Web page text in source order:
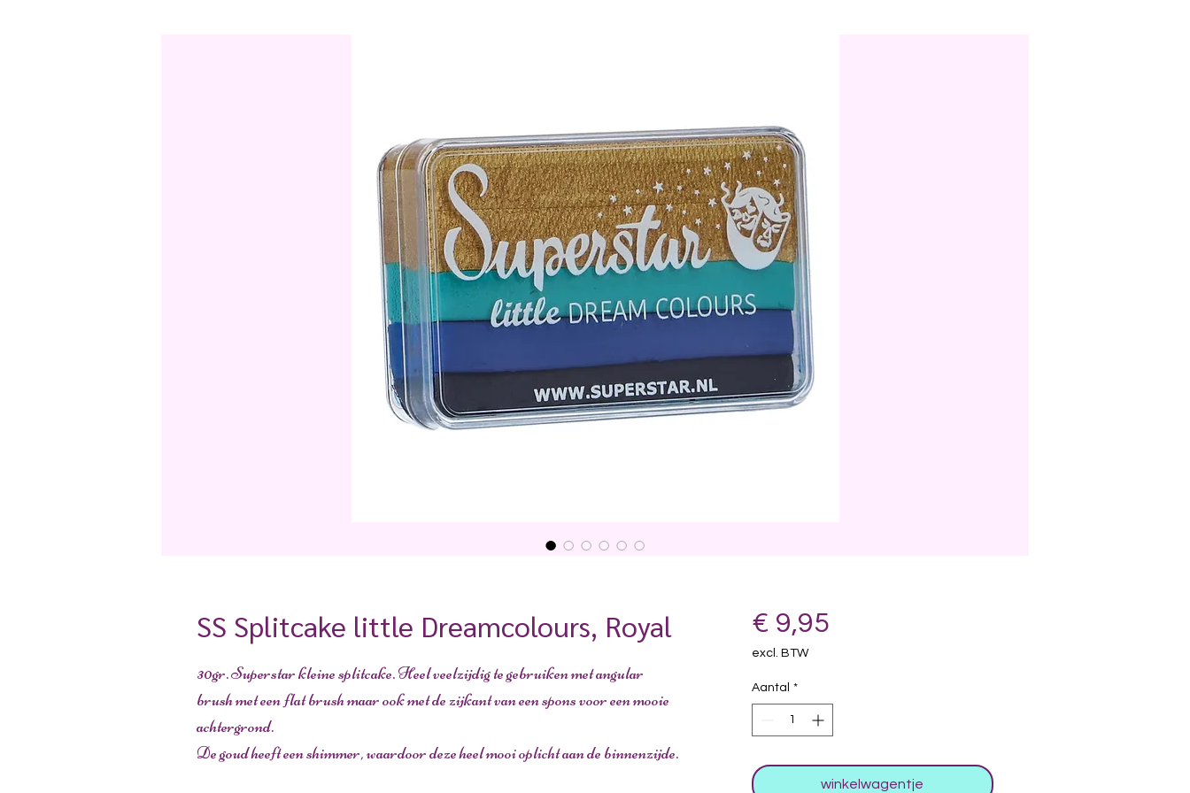
SS Splitcake little Dreamcolours, Royal
30gr. Superstar kleine splitcake. Heel veelzijdig te gebruiken met angular
brush met een flat brush maar ook met de zijkant van een spons voor een mooie
achtergrond.
De goud heeft een shimmer, waardoor deze heel mooi oplicht aan de binnenzijde.
€ 9,95Prijs
excl. BTW
Aantal *
winkelwagentje